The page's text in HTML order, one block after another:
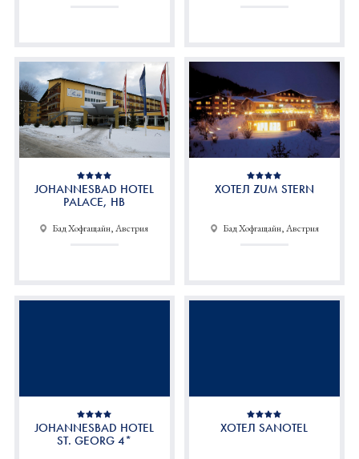
JOHANNESBAD HOTEL
PALACE, HB
Бад Хофгащайн, Австрия
ХОТЕЛ ZUM STERN
Бад Хофгащайн, Австрия
JOHANNESBAD HOTEL
ST. GEORG 4*
ХОТЕЛ SANOTEL